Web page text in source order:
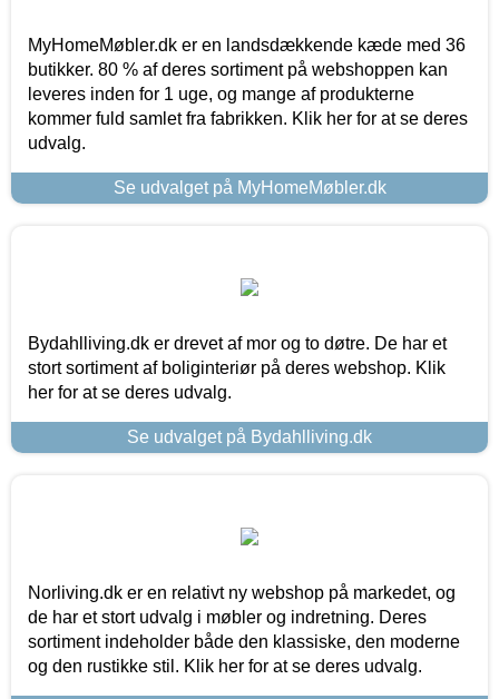
MyHomeMøbler.dk er en landsdækkende kæde med 36
butikker. 80 % af deres sortiment på webshoppen kan
leveres inden for 1 uge, og mange af produkterne
kommer fuld samlet fra fabrikken. Klik her for at se deres
udvalg.
Se udvalget på MyHomeMøbler.dk
Bydahlliving.dk er drevet af mor og to døtre. De har et
stort sortiment af boliginteriør på deres webshop. Klik
her for at se deres udvalg.
Se udvalget på Bydahlliving.dk
Norliving.dk er en relativt ny webshop på markedet, og
de har et stort udvalg i møbler og indretning. Deres
sortiment indeholder både den klassiske, den moderne
og den rustikke stil. Klik her for at se deres udvalg.